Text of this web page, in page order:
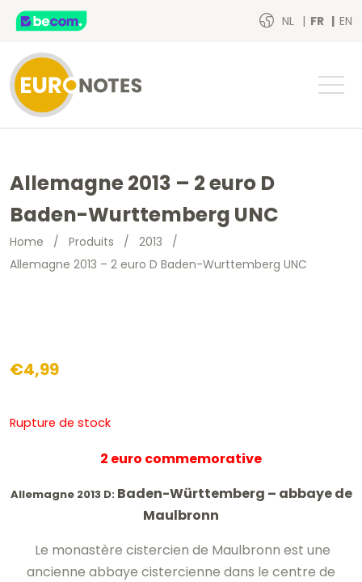
NL FR EN
Allemagne 2013 – 2 euro D
Baden-Wurttemberg UNC
Home / Produits / 2013 /
Allemagne 2013 – 2 euro D Baden-Wurttemberg UNC
€4,99
Rupture de stock
2 euro commemorative
Allemagne 2013 D: Baden-Württemberg – abbaye de
Maulbronn
Le monastère cistercien de Maulbronn est une
ancienne abbaye cistercienne dans le centre de